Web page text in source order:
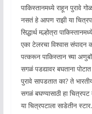
पाकिस्तानमध्ये राहून पुरावे
नसतं हे आपण राझी या
सिद्धार्थ मल्होत्रा
एका टेलरचा विश्वास संपादन
पत्करून पाकिस्तान च्या
सगळं पडद्यावर बघताना
पुरावे सापडतात का? ते
सगळं बघण्यासाठी हा
या चित्रपटाला साडेतीन स्टार.